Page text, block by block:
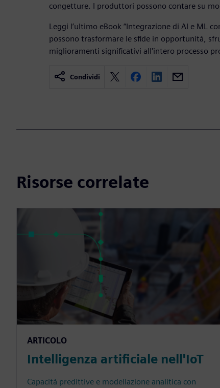
congetture. I produttori possono contare su
Leggi l’ultimo eBook “Integrazione di AI e ML
possono trasformare le sfide in opportunità,
miglioramenti significativi all'intero processo
Condividi
Risorse correlate
ARTICOLO
Intelligenza artificiale nell'IoT
Capacità predittive e modellazione analitica con